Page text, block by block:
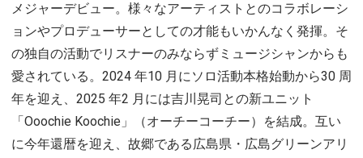
メジャーデビュー。様々なアーティストとのコラボレーシ
ョンやプロデューサーとしての才能もいかんなく発揮。そ
の独自の活動でリスナーのみならずミュージシャンからも
愛されている。2024 年10 月にソロ活動本格始動から30 周
年を迎え、2025 年2 月には吉川晃司との新ユニット
「Ooochie Koochie」（オーチーコーチー）を結成。互い
に今年還暦を迎え、故郷である広島県・広島グリーンアリ